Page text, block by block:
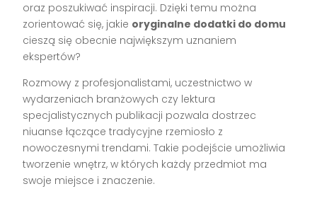
oraz poszukiwać inspiracji. Dzięki temu można
zorientować się, jakie oryginalne dodatki do domu
cieszą się obecnie największym uznaniem
ekspertów?
Rozmowy z profesjonalistami, uczestnictwo w
wydarzeniach branżowych czy lektura
specjalistycznych publikacji pozwala dostrzec
niuanse łączące tradycyjne rzemiosło z
nowoczesnymi trendami. Takie podejście umożliwia
tworzenie wnętrz, w których każdy przedmiot ma
swoje miejsce i znaczenie.